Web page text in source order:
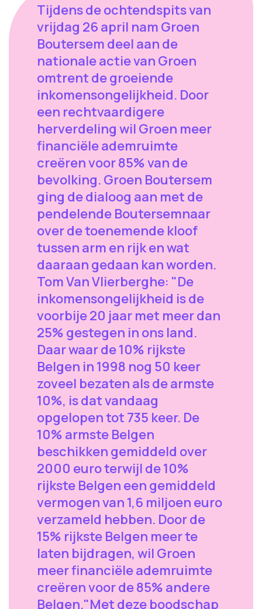
Tijdens de ochtendspits van
vrijdag 26 april nam Groen
Boutersem deel aan de
nationale actie van Groen
omtrent de groeiende
inkomensongelijkheid. Door
een rechtvaardigere
herverdeling wil Groen meer
financiële ademruimte
creëren voor 85% van de
bevolking. Groen Boutersem
ging de dialoog aan met de
pendelende Boutersemnaar
over de toenemende kloof
tussen arm en rijk en wat
daaraan gedaan kan worden.
Tom Van Vlierberghe: "De
inkomensongelijkheid is de
voorbije 20 jaar met meer dan
25% gestegen in ons land.
Daar waar de 10% rijkste
Belgen in 1998 nog 50 keer
zoveel bezaten als de armste
10%, is dat vandaag
opgelopen tot 735 keer. De
10% armste Belgen
beschikken gemiddeld over
2000 euro terwijl de 10%
rijkste Belgen een gemiddeld
vermogen van 1,6 miljoen euro
verzameld hebben. Door de
15% rijkste Belgen meer te
laten bijdragen, wil Groen
meer financiële ademruimte
creëren voor de 85% andere
Belgen."Met deze boodschap